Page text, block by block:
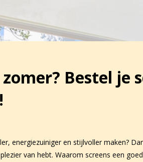
Bestel je
energiezuiniger en stijlvoller maken?
van hebt. Waarom screens een